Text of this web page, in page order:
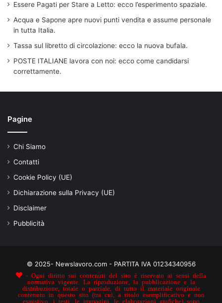
Essere Pagati per Stare a Letto: ecco l’esperimento spaziale.
Acqua e Sapone apre nuovi punti vendita e assume personale
in tutta Italia.
Tassa sul libretto di circolazione: ecco la nuova bufala.
POSTE ITALIANE lavora con noi: ecco come candidarsi
correttamente.
Pagine
Chi Siamo
Contatti
Cookie Policy (UE)
Dichiarazione sulla Privacy (UE)
Disclaimer
Pubblicità
© 2025- Newslavoro.com - PARTITA IVA 01234340956
- Ogni diritto sui contenuti del sito è riservato ai sensi della
normativa vigente. La riproduzione, la pubblicazione e la
distribuzione, totale o parziale, di tutto il materiale originale
contenuto in questo sito (tra cui, a titolo esemplificativo e non
esaustivo, i testi, le immagini, le elaborazioni grafiche) sono